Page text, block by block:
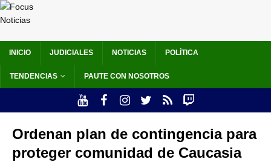
INICIO JUDICIALES NOTICIAS POLÍTICA
TENDENCIAS PAUTE CON NOSOTROS
Ordenan plan de contingencia para
proteger comunidad de Caucasia